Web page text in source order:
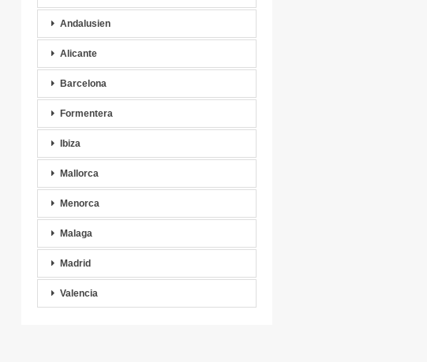
Andalusien
Alicante
Barcelona
Formentera
Ibiza
Mallorca
Menorca
Malaga
Madrid
Valencia